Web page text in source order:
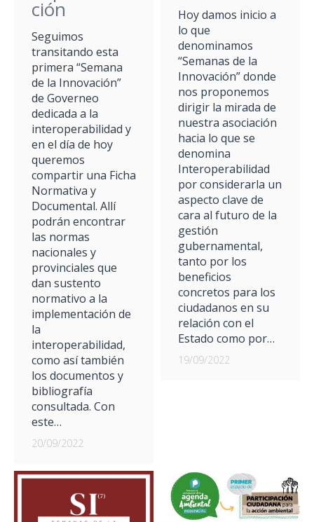
ción
Seguimos
transitando esta
primera “Semana
de la Innovación”
de Governeo
dedicada a la
interoperabilidad y
en el día de hoy
queremos
compartir una Ficha
Normativa y
Documental. Allí
podrán encontrar
las normas
nacionales y
provinciales que
dan sustento
normativo a la
implementación de
la
interoperabilidad,
como así también
los documentos y
bibliografía
consultada. Con
este…
20/09/2022
Hoy damos inicio a
lo que
denominamos
“Semanas de la
Innovación” donde
nos proponemos
dirigir la mirada de
nuestra asociación
hacia lo que se
denomina
Interoperabilidad
por considerarla un
aspecto clave de
cara al futuro de la
gestión
gubernamental,
tanto por los
beneficios
concretos para los
ciudadanos en su
relación con el
Estado como por…
19/09/2022